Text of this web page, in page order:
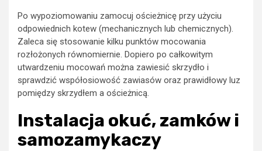
Po wypoziomowaniu zamocuj ościeżnicę przy użyciu
odpowiednich kotew (mechanicznych lub chemicznych).
Zaleca się stosowanie kilku punktów mocowania
rozłożonych równomiernie. Dopiero po całkowitym
utwardzeniu mocowań można zawiesić skrzydło i
sprawdzić współosiowość zawiasów oraz prawidłowy luz
pomiędzy skrzydłem a ościeżnicą.
Instalacja okuć, zamków i
samozamykaczy